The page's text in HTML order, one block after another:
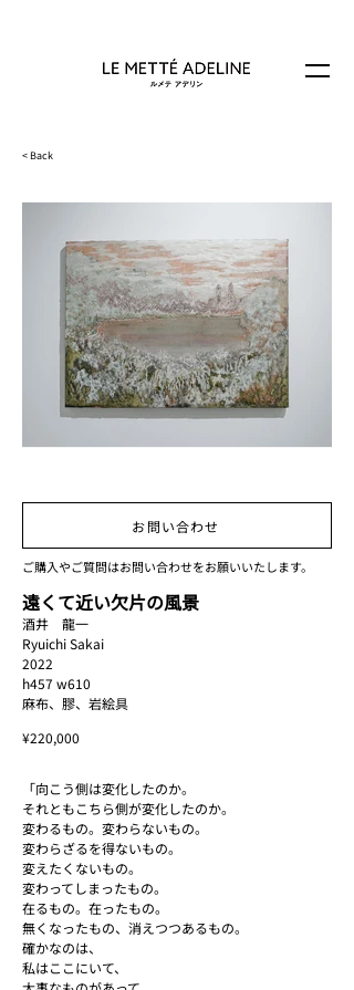
< Back
DSC01230_edited.jpg
お問い合わせ
ご購入やご質問はお問い合わせをお願いいたします。
遠くて近い欠片の風景
酒井 龍一
Ryuichi Sakai
2022
h457 w610
麻布、膠、岩絵具
¥220,000
「向こう側は変化したのか。
それともこちら側が変化したのか。
変わるもの。変わらないもの。
変わらざるを得ないもの。
変えたくないもの。
変わってしまったもの。
在るもの。在ったもの。
無くなったもの、消えつつあるもの。
確かなのは、
私はここにいて、